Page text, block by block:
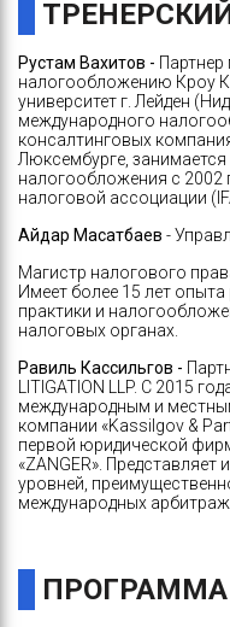
Рустам Вахитов -
налогообложению Кроу
университет г. Лейден
международного
консалтинговых
Люксембурге,
налогообложения с 2002
налоговой ассоциации
Айдар Масатбаев -
Магистр налогового
Имеет более 15 лет
практики и
налоговых органах.
Равиль Кассильгов -
LITIGATION LLP. С 2015
международным и
компании «Kassilgov &
первой юридической
«ZANGER». Представляет
уровней,
международных
ПРОГРАММА